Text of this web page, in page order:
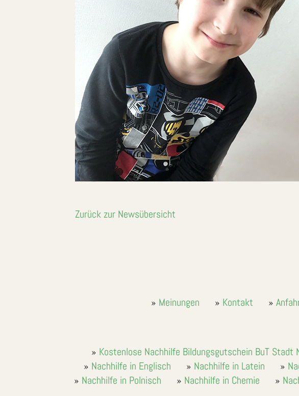
Zurück zur Newsübersicht
Meinungen Kontakt
Kostenlose Nachhilfe Bildungsgutschein BuT Stadt
Nachhilfe in Englisch
Nachhilfe in Latein
Nachhilfe in Polnisch
Nachhilfe in Chemie